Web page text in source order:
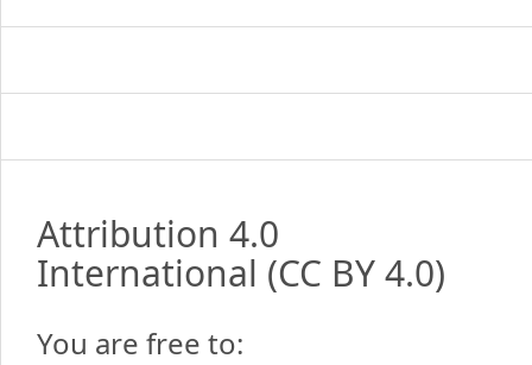
Attribution 4.0
International (CC BY 4.0)
You are free to: